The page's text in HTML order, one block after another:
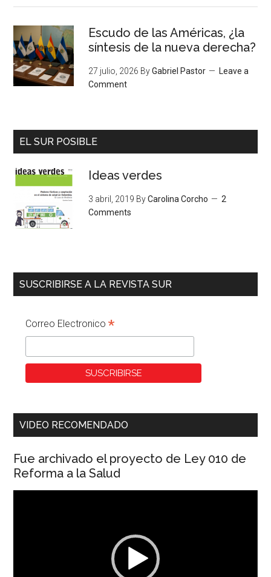
Escudo de las Américas, ¿la
síntesis de la nueva derecha?
27 julio, 2026 ByGabriel Pastor
Leave a
Comment
EL SUR POSIBLE
Ideas verdes
3 abril, 2019 ByCarolina Corcho
2
Comments
SUSCRIBIRSE A LA REVISTA SUR
Correo Electronico*
VIDEO RECOMENDADO
Fue archivado el proyecto de Ley 010 de
Reforma a la Salud